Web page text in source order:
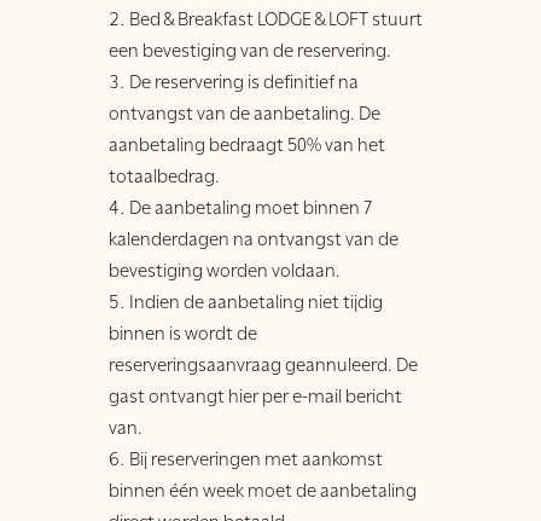
Bed & Breakfast LODGE & LOFT stuurt
een bevestiging van de reservering.
De reservering is definitief na
ontvangst van de aanbetaling. De
aanbetaling bedraagt 50% van het
totaalbedrag.
De aanbetaling moet binnen 7
kalenderdagen na ontvangst van de
bevestiging worden voldaan.
Indien de aanbetaling niet tijdig
binnen is wordt de
reserveringsaanvraag geannuleerd. De
gast ontvangt hier per e-mail bericht
van.
Bij reserveringen met aankomst
binnen één week moet de aanbetaling